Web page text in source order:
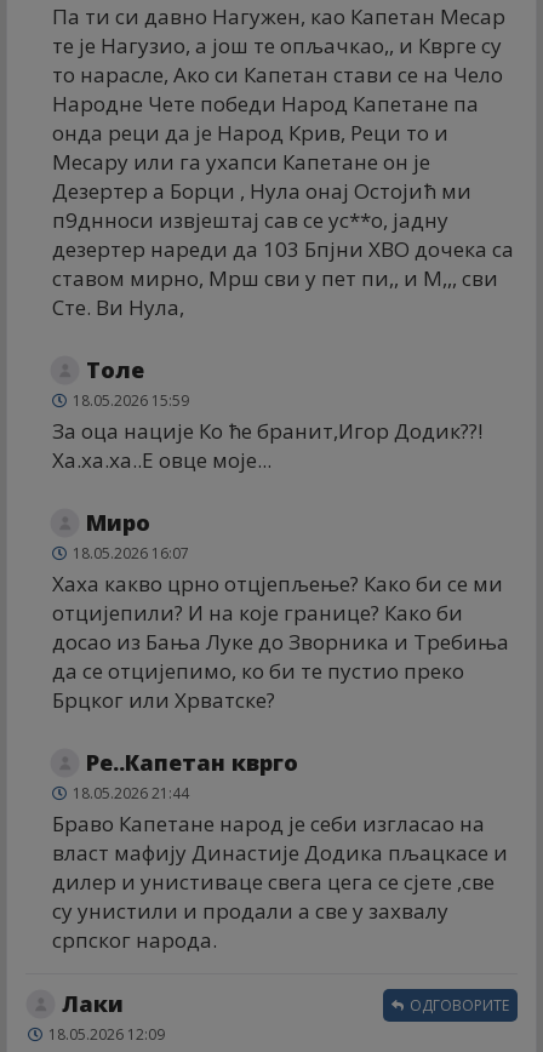
Па ти си давно Нагужен, као Капетан Месар
те је Нагузио, а још те опљачкао,, и Кврге су
то нарасле, Ако си Капетан стави се на Чело
Народне Чете победи Народ Капетане па
онда реци да је Народ Крив, Реци то и
Месару или га ухапси Капетане он је
Дезертер а Борци , Нула онај Остојић ми
п9днноси извјештај сав се ус**о, јадну
дезертер нареди да 103 Бпјни ХВО дочека са
ставом мирно, Мрш сви у пет пи,, и М,,, сви
Сте. Ви Нула,
Толе
18.05.2026 15:59
За оца нације Ко ће бранит,Игор Додик??!
Ха.ха.ха..Е овце моје...
Миро
18.05.2026 16:07
Хаха какво црно отцјепљење? Како би се ми
отцијепили? И на које границе? Како би
досао из Бања Луке до Зворника и Требиња
да се отцијепимо, ко би те пустио преко
Брцког или Хрватске?
Ре..Капетан кврго
18.05.2026 21:44
Браво Капетане народ је себи изгласао на
власт мафију Династије Додика пљацкасе и
дилер и унистиваце свега цега се сјете ,све
су унистили и продали а све у захвалу
српског народа.
Лаки
18.05.2026 12:09
ОДГОВОРИТЕ